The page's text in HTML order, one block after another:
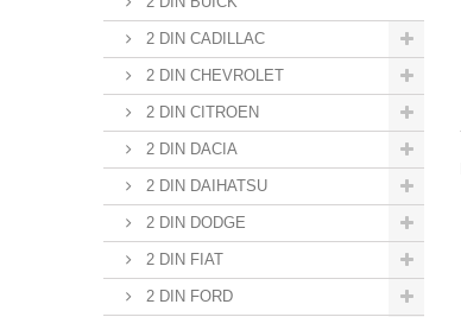
2 DIN CADILLAC
2 DIN CHEVROLET
2 DIN CITROEN
2 DIN DACIA
2 DIN DAIHATSU
2 DIN DODGE
2 DIN FIAT
2 DIN FORD